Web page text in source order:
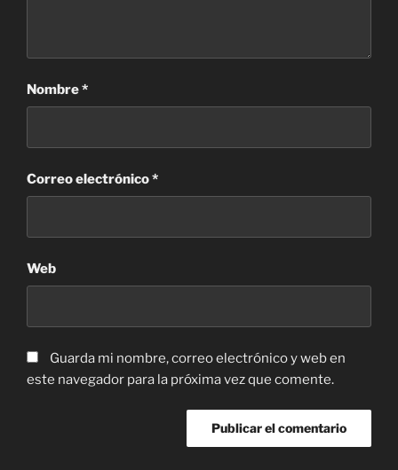
Nombre*
Correo electrónico*
Web
Guarda mi nombre, correo electrónico y web en
este navegador para la próxima vez que comente.